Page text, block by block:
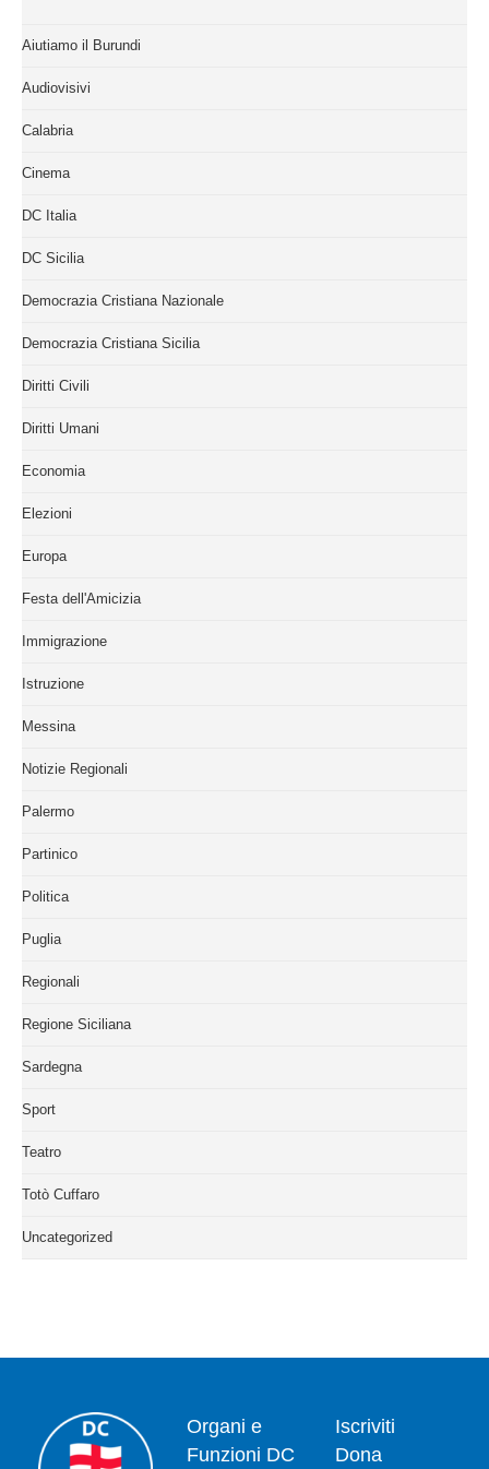
Aiutiamo il Burundi
Audiovisivi
Calabria
Cinema
DC Italia
DC Sicilia
Democrazia Cristiana Nazionale
Democrazia Cristiana Sicilia
Diritti Civili
Diritti Umani
Economia
Elezioni
Europa
Festa dell'Amicizia
Immigrazione
Istruzione
Messina
Notizie Regionali
Palermo
Partinico
Politica
Puglia
Regionali
Regione Siciliana
Sardegna
Sport
Teatro
Totò Cuffaro
Uncategorized
Organi e
Funzioni DC
Iscriviti
Dona